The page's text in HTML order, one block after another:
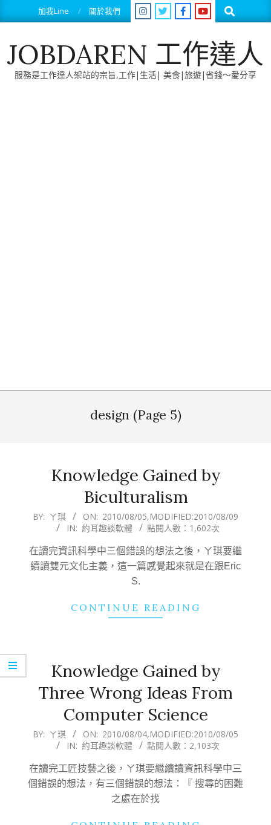
to
加我Line 關於我們 Search
JOBDAREN 工作達人
服務是工作達人架站的宗旨,工作|生活| 美食|旅遊|省錢～愛分享
design (Page 5)
Knowledge Gained by
Biculturalism
2010-
05
BY: ㄚ琪 ON: 2010/08/05,MODIFIED:2010/08/09
IN: 約耳趣談軟體 點閱人數：1,602次
在讀完資訊科學中三個錯誤的想法之後，ㄚ琪要繼
續讀雙元文化主義，這一篇感覺起來就是在跟Eric
S.
CONTINUE READING
Knowledge Gained by
Three Wrong Ideas From
Computer Science
2010-
04
BY: ㄚ琪 ON: 2010/08/04,MODIFIED:2010/08/05
IN: 約耳趣談軟體 點閱人數：2,103次
在讀完工匠技藝之後，ㄚ琪要繼續讀資訊科學中三
個錯誤的想法，有三個錯誤的想法：『 搜尋的困難
之處在於找